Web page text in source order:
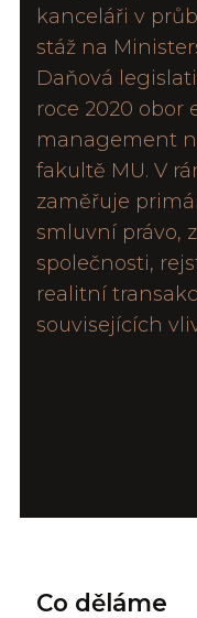
kanceláři v
stáž na
Daňová
roce 2020 obor
management
fakultě MU. V
zaměřuje
smluvní právo,
společnosti,
realitní
souvisejících
Co děláme